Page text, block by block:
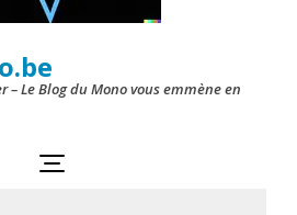
Le Blog du Mono vous emmène en